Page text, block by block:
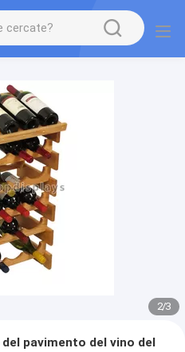
2/3
pavimento del vino del